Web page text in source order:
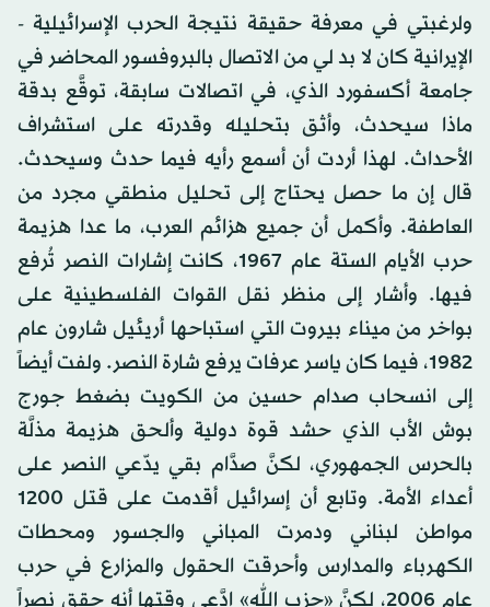
ولرغبتي في معرفة حقيقة نتيجة الحرب الإسرائيلية -
الإيرانية كان لا بد لي من الاتصال بالبروفسور المحاضر في
جامعة أكسفورد الذي، في اتصالات سابقة، توقَّع بدقة
ماذا سيحدث، وأثق بتحليله وقدرته على استشراف
الأحداث. لهذا أردت أن أسمع رأيه فيما حدث وسيحدث.
قال إن ما حصل يحتاج إلى تحليل منطقي مجرد من
العاطفة. وأكمل أن جميع هزائم العرب، ما عدا هزيمة
حرب الأيام الستة عام 1967، كانت إشارات النصر تُرفع
فيها. وأشار إلى منظر نقل القوات الفلسطينية على
بواخر من ميناء بيروت التي استباحها أريئيل شارون عام
1982، فيما كان ياسر عرفات يرفع شارة النصر. ولفت أيضاً
إلى انسحاب صدام حسين من الكويت بضغط جورج
بوش الأب الذي حشد قوة دولية وألحق هزيمة مذلَّة
بالحرس الجمهوري، لكنَّ صدَّام بقي يدّعي النصر على
أعداء الأمة. وتابع أن إسرائيل أقدمت على قتل 1200
مواطن لبناني ودمرت المباني والجسور ومحطات
الكهرباء والمدارس وأحرقت الحقول والمزارع في حرب
عام 2006، لكنَّ «حزب الله» ادَّعى وقتها أنه حقق نصراً